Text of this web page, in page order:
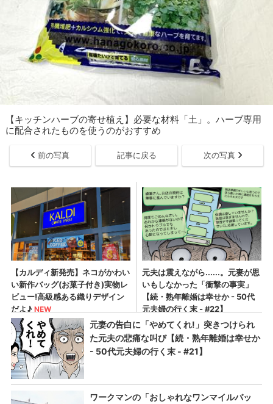
【キッチンハーブの寄せ植え】必要な材料「土」。ハーブ専用
に配合されたものを使うのがおすすめ
前の写真 記事に戻る 次の写真